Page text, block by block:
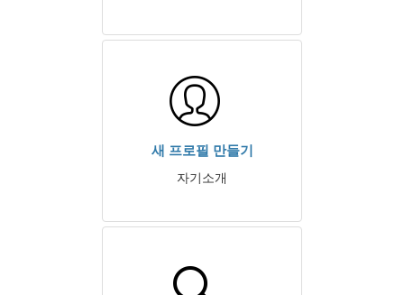
새 프로필 만들기
자기소개